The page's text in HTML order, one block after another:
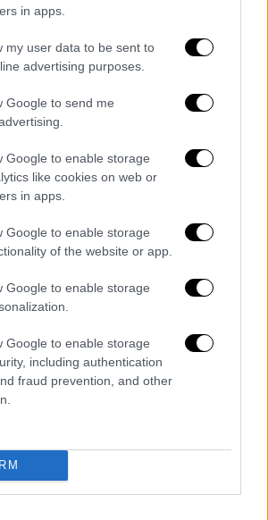
in apps.
my user data to be sent to
advertising purposes.
Google to send me
Google to enable storage
like cookies on web or
in apps.
Google to enable storage
of the website or app.
Google to enable storage
Google to enable storage
including authentication
fraud prevention, and other
στιγμές που ζει στη χώρα
και η κυρίαΜαρία
είναι εμπόλεμη,
από το Σάββατο από τις 8 το
έξω από το Χαρτούμ
είναι και τοσπίτι μας
από την ελληνική
ελληνική εκκλησία
τρομερές μάχες
δεν
που είναι στις 6 το
Ραμαζάνι τους. Ηρεμούν
το βράδυ αλλά από τις 4
πάλι με
περιγράφει.
κάτι, αλλά το κράτος
γιατί έπρεπε κανονικά,
τατέσσερα πρώτα χρόνια